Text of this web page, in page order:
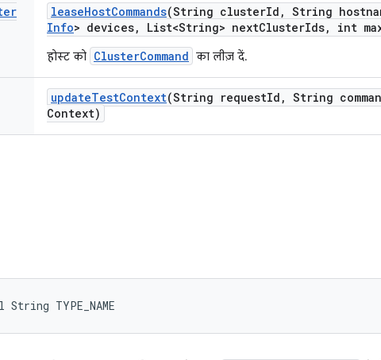
leaseHostCommands(String clusterId , String
Info> devices, List<String> nextClusterIds, int
होस्ट को ClusterCommand का लीज़ दें.
updateTestContext(String requestId , String
Context)
TYPE_NAME